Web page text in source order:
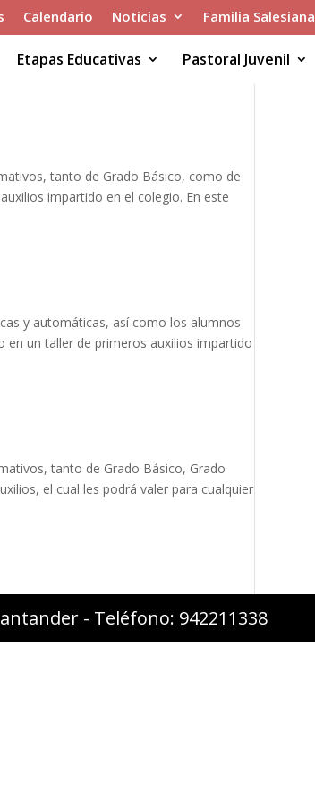
Calendario Noticias Familia Salesiana
Etapas Educativas Pastoral Juvenil
tanto de Grado Básico, como de
impartido en el colegio. En este
y automáticas, así como los alumnos
en un taller de primeros auxilios impartido
tanto de Grado Básico, Grado
el cual les podrá valer para cualquier
- Teléfono: 942211338